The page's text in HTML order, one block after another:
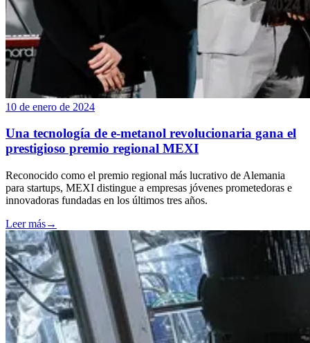
10 de enero de 2024
Una tecnología de e-metanol revolucionaria gana el
prestigioso premio regional MEXI
Reconocido como el premio regional más lucrativo de Alemania
para startups, MEXI distingue a empresas jóvenes prometedoras e
innovadoras fundadas en los últimos tres años.
Leer más→